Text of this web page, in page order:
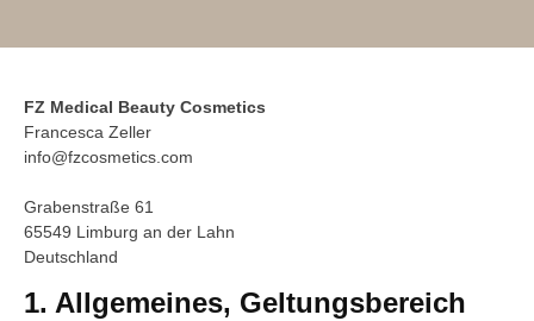
FZ Medical Beauty Cosmetics
Francesca Zeller
info@fzcosmetics.com
Grabenstraße 61
65549 Limburg an der Lahn
Deutschland
1. Allgemeines, Geltungsbereich